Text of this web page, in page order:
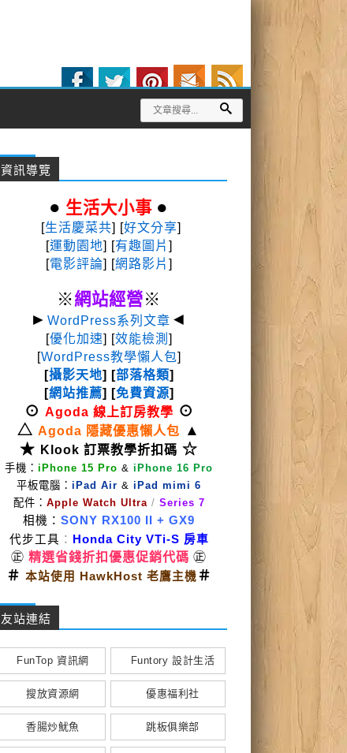
資訊導覽
● 生活大小事 ●
[生活慶菜共] [好文分享]
[運動園地] [有趣圖片 ]
[電影評論] [網路影片 ]
※網站經營※
► WordPress系列文章 ◄
[優化加速] [效能檢測 ]
[WordPress教學懶人包]
[攝影天地] [部落格類]
[網站推薦] [免費資源]
⊙ Agoda 線上訂房教學 ⊙
△ Agoda 隱藏優惠懶人包
▲
★ Klook 訂票教學折扣碼 ☆
手機： iPhone 15 Pro & iPhone 16 Pro
平板電腦： iPad Air & iPad mimi 6
配件： Apple Watch Ultra / Series 7
相機： SONY RX100 II
+ GX9
代步工具 ： Honda City VTi-S 房車
㊣ 精選省錢折扣優惠促銷代碼 ㊣
＃ 本站使用 HawkHost 老鷹主機＃
友站連結
FunTop 資訊網 Funtory 設計生活
搜放資源網 優惠福利社
香腸炒魷魚 跳板俱樂部